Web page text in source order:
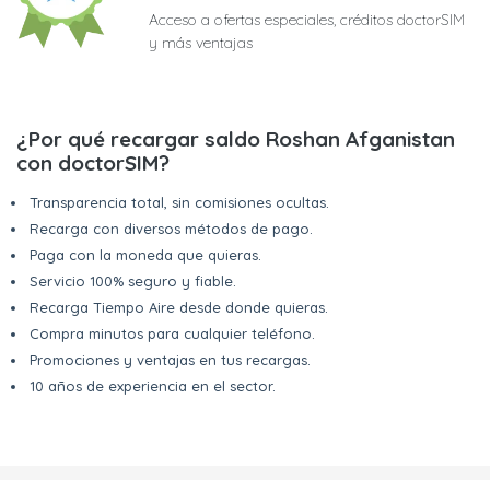
Acceso a ofertas especiales, créditos doctorSIM
y más ventajas
¿Por qué recargar saldo Roshan Afganistan
con doctorSIM?
Transparencia total, sin comisiones ocultas.
Recarga con diversos métodos de pago.
Paga con la moneda que quieras.
Servicio 100% seguro y fiable.
Recarga Tiempo Aire desde donde quieras.
Compra minutos para cualquier teléfono.
Promociones y ventajas en tus recargas.
10 años de experiencia en el sector.